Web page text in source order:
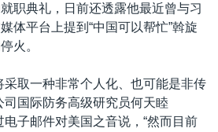
职典礼，日前还透露他最近曾与习
体平台上提到“中国可以帮忙”斡旋
火。
采取一种非常个人化、也可能是非传
司国际防务高级研究员何天睦
子邮件对美国之音说，“然而目前